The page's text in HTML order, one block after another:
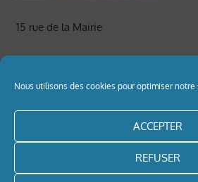
Nous utilisons des cookies pour optimiser
ACCEPTER
REFUSER
15 rue de la Mairie
mairie@saintmedardenforez.fr